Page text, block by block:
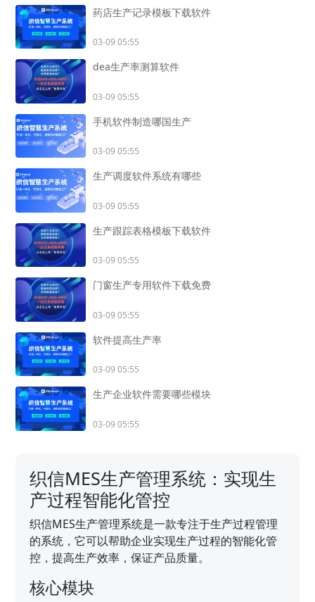
药店生产记录模板下载软件
03-09 05:55
dea生产率测算软件
03-09 05:55
手机软件制造哪国生产
03-09 05:55
生产调度软件系统有哪些
03-09 05:55
生产跟踪表格模板下载软件
03-09 05:55
门窗生产专用软件下载免费
03-09 05:55
软件提高生产率
03-09 05:55
生产企业软件需要哪些模块
03-09 05:55
织信MES生产管理系统：实现生
产过程智能化管控
织信MES生产管理系统是一款专注于生产过程管理
的系统，它可以帮助企业实现生产过程的智能化管
控，提高生产效率，保证产品质量。
核心模块